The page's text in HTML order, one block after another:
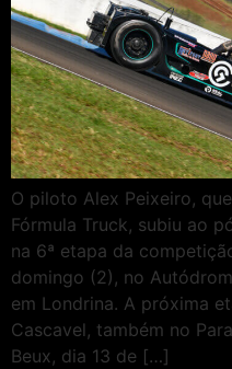
O piloto Alex Peixeiro,
Fórmula Truck, subiu ao
na 6ª etapa da
domingo (2), no
em Londrina. A próxima
Cascavel, também no
Beux, dia 13 de […]